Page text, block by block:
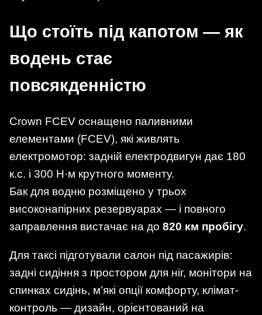
Що стоїть під капотом — як
водень стає
повсякденністю
Crown FCEV оснащено паливними
елементами (FCEV), які живлять
електромотор: задній електродвигун дає 180
к.с. і 300 Н·м крутного моменту.
Бак для водню розміщено у трьох
високонапірних резервуарах — і повного
заправлення вистачає на до 820 км пробігу.
Для таксі підготували салон під пасажирів:
задні сидіння з простором для ніг, монітори на
спинках сидінь, м’які опції комфорту, клімат-
контроль — дизайн, орієнтований на